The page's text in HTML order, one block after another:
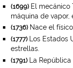
(1699)El mecánico
máquina de vapor,
(1736)Nace el físico
(1777)Los Estados
estrellas.
(1791)La República